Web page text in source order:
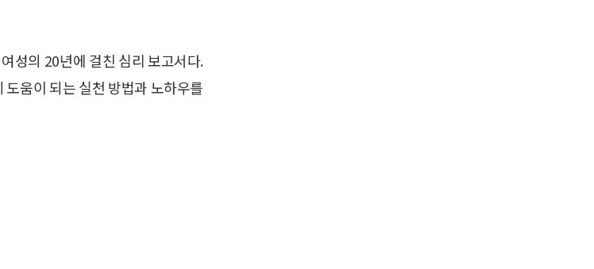
성의 20년에 걸친 심리 보고서다.
움이 되는 실천 방법과 노하우를